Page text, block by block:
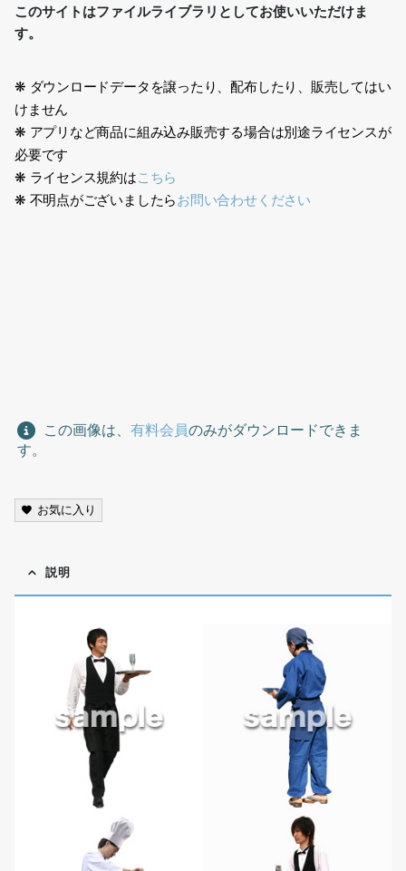
このサイトはファイルライブラリとしてお使いいただけま
す。
❋ ダウンロードデータを譲ったり、配布したり、販売してはい
けません
❋ アプリなど商品に組み込み販売する場合は別途ライセンスが
必要です
❋ ライセンス規約はこちら
❋ 不明点がございましたらお問い合わせください
この画像は、 有料会員のみがダウンロードできま
す。
お気に入り
説明